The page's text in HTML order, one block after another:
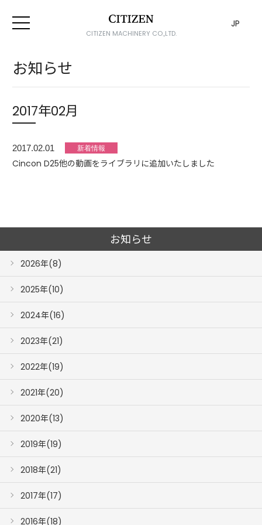
CITIZEN MACHINERY CO.,LTD.
JP
お知らせ
2017年02月
2017.02.01
Cincon D25他の動画をライブラリに追加いたしました
お知らせ
2026年(8)
2025年(10)
2024年(16)
2023年(21)
2022年(19)
2021年(20)
2020年(13)
2019年(19)
2018年(21)
2017年(17)
2016年(18)